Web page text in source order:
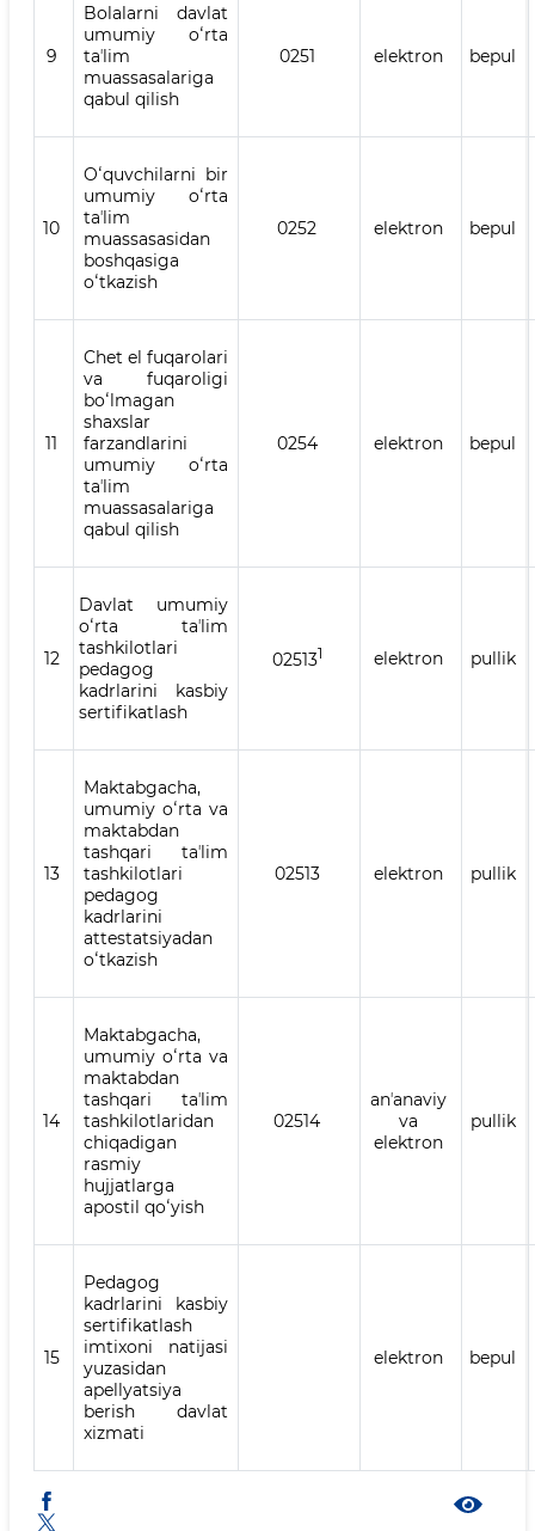
9
Bolalarni davlat
umumiy oʻrta
taʼlim
muassasalariga
qabul qilish
0251 elektron bepul
10
Oʻquvchilarni bir
umumiy oʻrta
taʼlim
muassasasidan
boshqasiga
oʻtkazish
0252 elektron bepul
11
Chet el fuqarolari
va fuqaroligi
boʻlmagan
shaxslar
farzandlarini
umumiy oʻrta
taʼlim
muassasalariga
qabul qilish
0254 elektron bepul
12
Davlat umumiy
oʻrta taʼlim
tashkilotlari
pedagog
kadrlarini kasbiy
sertifikatlash
025131 elektron pullik
13
Maktabgacha,
umumiy oʻrta va
maktabdan
tashqari taʼlim
tashkilotlari
pedagog
kadrlarini
attestatsiyadan
oʻtkazish
02513 elektron pullik
14
Maktabgacha,
umumiy oʻrta va
maktabdan
tashqari taʼlim
tashkilotlaridan
chiqadigan
rasmiy
hujjatlarga
apostil qoʻyish
02514
anʼanaviy
va
elektron
pullik
15
Pedagog
kadrlarini kasbiy
sertifikatlash
imtixoni natijasi
yuzasidan
apellyatsiya
berish davlat
xizmati
elektron bepul